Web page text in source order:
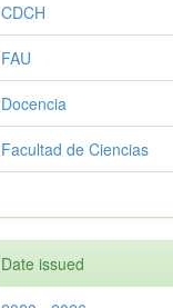
CDCH
FAU
Docencia
Facultad de Ciencias
Date issued